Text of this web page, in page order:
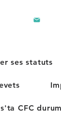
ses statuts
CFC